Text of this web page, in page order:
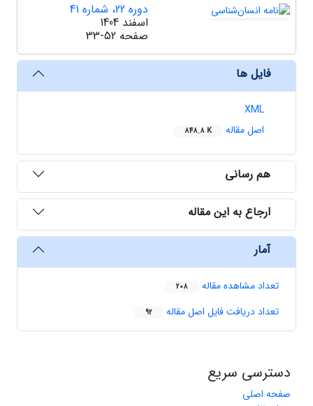
دوره 22، شماره 41
اسفند 1404
صفحه 33-52
فایل ها
XML
اصل مقاله
848.8 K
هم رسانی
ارجاع به این مقاله
آمار
تعداد مشاهده مقاله 208
تعداد دریافت فایل اصل مقاله 92
دسترسی سریع
صفحه اصلی